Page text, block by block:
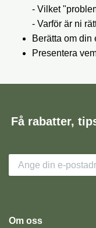
- Vilket
- Varför är ni
Berätta om din
Presentera
Få rabatter,
Om oss